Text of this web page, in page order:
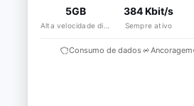
5GB 384 Kbit/s
Sempre ativo
Consumo de dados Ancoragem